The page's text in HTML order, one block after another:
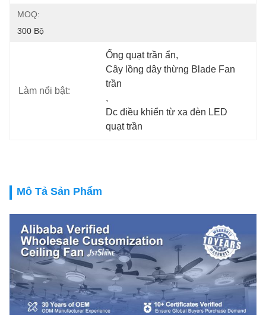
MOQ:
300 Bộ
Làm nổi bật:
Ống quạt trần ẩn,
Cây lồng dây thừng Blade Fan
trần
,
Dc điều khiển từ xa đèn LED
quạt trần
Mô Tả Sản Phẩm